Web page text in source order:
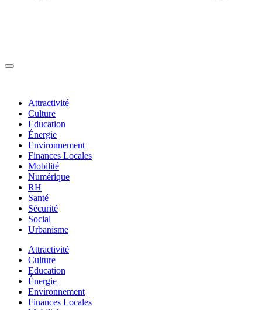
Attractivité
Culture
Education
Énergie
Environnement
Finances Locales
Mobilité
Numérique
RH
Santé
Sécurité
Social
Urbanisme
Attractivité
Culture
Education
Énergie
Environnement
Finances Locales